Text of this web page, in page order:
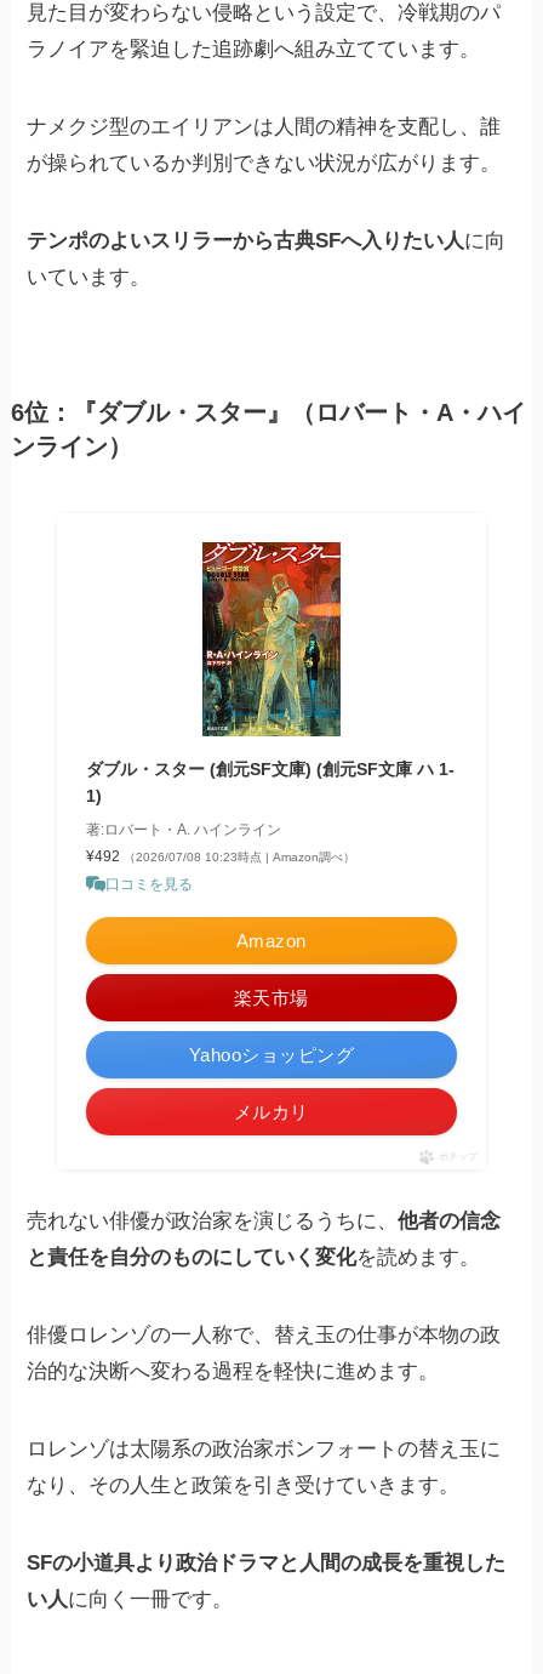
見た目が変わらない侵略という設定で、冷戦期のパ
ラノイアを緊迫した追跡劇へ組み立てています。
ナメクジ型のエイリアンは人間の精神を支配し、誰
が操られているか判別できない状況が広がります。
テンポのよいスリラーから古典SFへ入りたい人に向
いています。
6位：『ダブル・スター』（ロバート・A・ハイ
ンライン）
ダブル・スター (創元SF文庫) (創元SF文庫 ハ 1-
1)
著:ロバート・A. ハインライン
¥492
（2026/07/08 10:23時点 | Amazon調べ）
口コミを見る
Amazon
楽天市場
Yahooショッピング
メルカリ
ポチップ
売れない俳優が政治家を演じるうちに、他者の信念
と責任を自分のものにしていく変化を読めます。
俳優ロレンゾの一人称で、替え玉の仕事が本物の政
治的な決断へ変わる過程を軽快に進めます。
ロレンゾは太陽系の政治家ボンフォートの替え玉に
なり、その人生と政策を引き受けていきます。
SFの小道具より政治ドラマと人間の成長を重視した
い人に向く一冊です。